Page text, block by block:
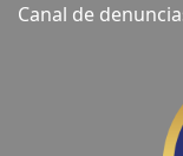
Canal de